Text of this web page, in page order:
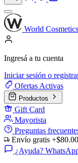
World Cosmetics
Ingresá a tu cuenta
Iniciar sesión o
Ofertas Activas
Productos
Gift Card
Mayorista
Preguntas
Envío gratis
¿Ayuda?